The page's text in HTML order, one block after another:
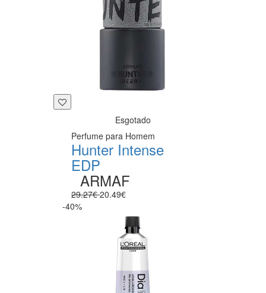
Esgotado
Perfume para Homem
Hunter Intense
EDP
ARMAF
29.27€20.49€
-40%